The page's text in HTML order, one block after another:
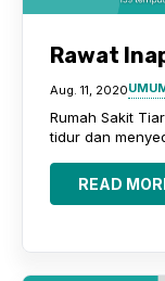
Rawat
Aug. 11, 2020
Rumah Sakit
tidur dan
READ